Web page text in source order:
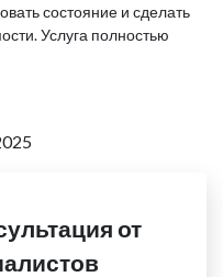
состояние и сделать
Услуга полностью
от